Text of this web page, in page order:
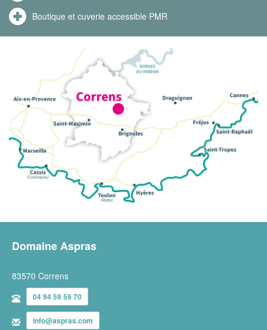
Boutique et cuverie accessible PMR
Domaine Aspras
83570 Correns
04 94 59 59 70
info@aspras.com